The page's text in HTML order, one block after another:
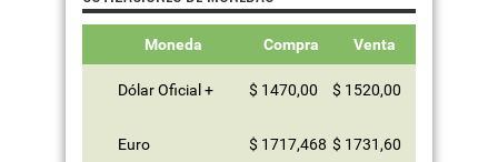
Moneda Compra Venta
Dólar Oficial + $ 1470,00 $ 1520,00
Euro $ 1717,468 $ 1731,60